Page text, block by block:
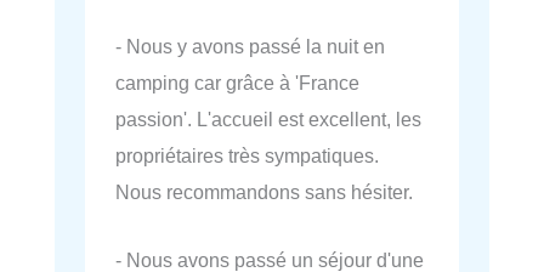
- Nous y avons passé la nuit en
camping car grâce à 'France
passion'. L'accueil est excellent, les
propriétaires très sympatiques.
Nous recommandons sans hésiter.
- Nous avons passé un séjour d'une